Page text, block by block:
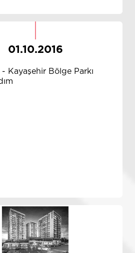
01.10.2016
- Kayaşehir Bölge Parkı